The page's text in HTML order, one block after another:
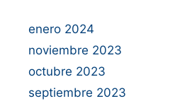
enero 2024
noviembre 2023
octubre 2023
septiembre 2023